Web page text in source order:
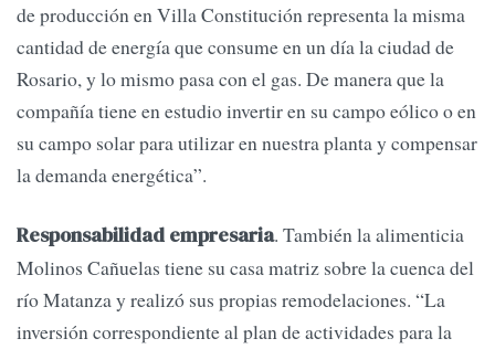
de producción en Villa Constitución representa la misma
cantidad de energía que consume en un día la ciudad de
Rosario, y lo mismo pasa con el gas. De manera que la
compañía tiene en estudio invertir en su campo eólico o en
su campo solar para utilizar en nuestra planta y compensar
la demanda energética”.
Responsabilidad empresaria. También la alimenticia
Molinos Cañuelas tiene su casa matriz sobre la cuenca del
río Matanza y realizó sus propias remodelaciones. “La
inversión correspondiente al plan de actividades para la